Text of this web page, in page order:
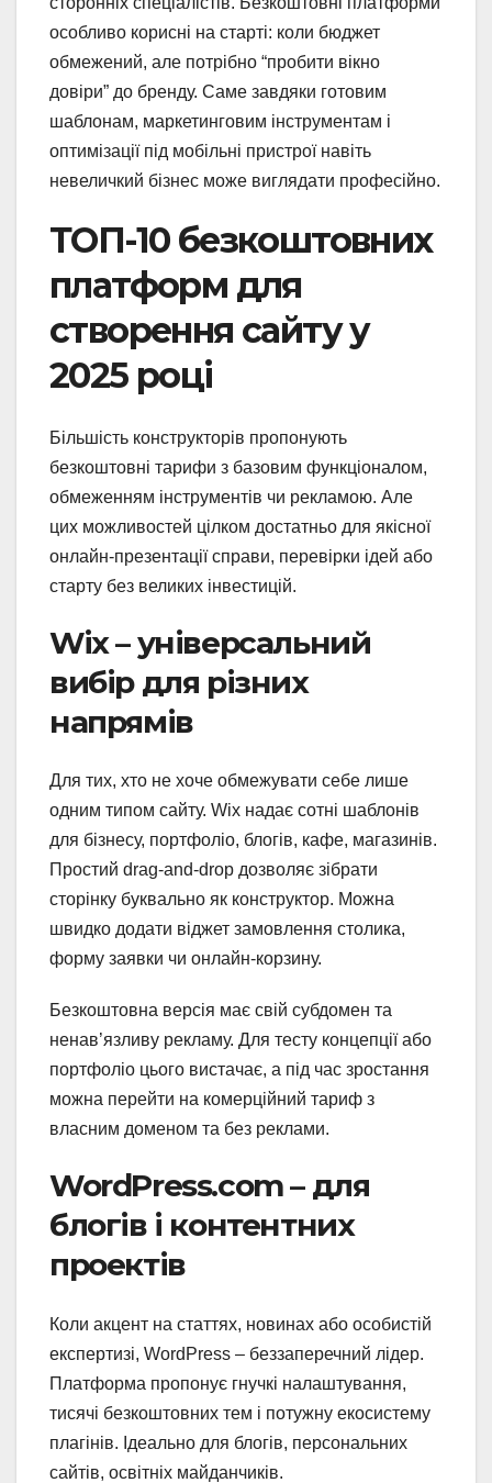
особливо корисні на старті: коли бюджет
обмежений, але потрібно “пробити вікно
довіри” до бренду. Саме завдяки готовим
шаблонам, маркетинговим інструментам і
оптимізації під мобільні пристрої навіть
невеличкий бізнес може виглядати професійно.
ТОП-10 безкоштовних
платформ для
створення сайту у
2025 році
Більшість конструкторів пропонують
безкоштовні тарифи з базовим функціоналом,
обмеженням інструментів чи рекламою. Але
цих можливостей цілком достатньо для якісної
онлайн-презентації справи, перевірки ідей або
старту без великих інвестицій.
Wix – універсальний
вибір для різних
напрямів
Для тих, хто не хоче обмежувати себе лише
одним типом сайту. Wix надає сотні шаблонів
для бізнесу, портфоліо, блогів, кафе, магазинів.
Простий drag-and-drop дозволяє зібрати
сторінку буквально як конструктор. Можна
швидко додати віджет замовлення столика,
форму заявки чи онлайн-корзину.
Безкоштовна версія має свій субдомен та
ненав’язливу рекламу. Для тесту концепції або
портфоліо цього вистачає, а під час зростання
можна перейти на комерційний тариф з
власним доменом та без реклами.
WordPress.com – для
блогів і контентних
проектів
Коли акцент на статтях, новинах або особистій
експертизі, WordPress – беззаперечний лідер.
Платформа пропонує гнучкі налаштування,
тисячі безкоштовних тем і потужну екосистему
плагінів. Ідеально для блогів, персональних
сайтів, освітніх майданчиків.